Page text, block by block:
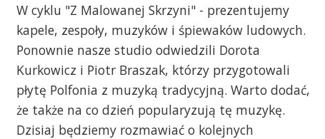
W cyklu "Z Malowanej Skrzyni" - prezentujemy
kapele, zespoły, muzyków i śpiewaków ludowych.
Ponownie nasze studio odwiedzili Dorota
Kurkowicz i Piotr Braszak, którzy przygotowali
płytę Polfonia z muzyką tradycyjną. Warto dodać,
że także na co dzień popularyzują tę muzykę.
Dzisiaj będziemy rozmawiać o kolejnych